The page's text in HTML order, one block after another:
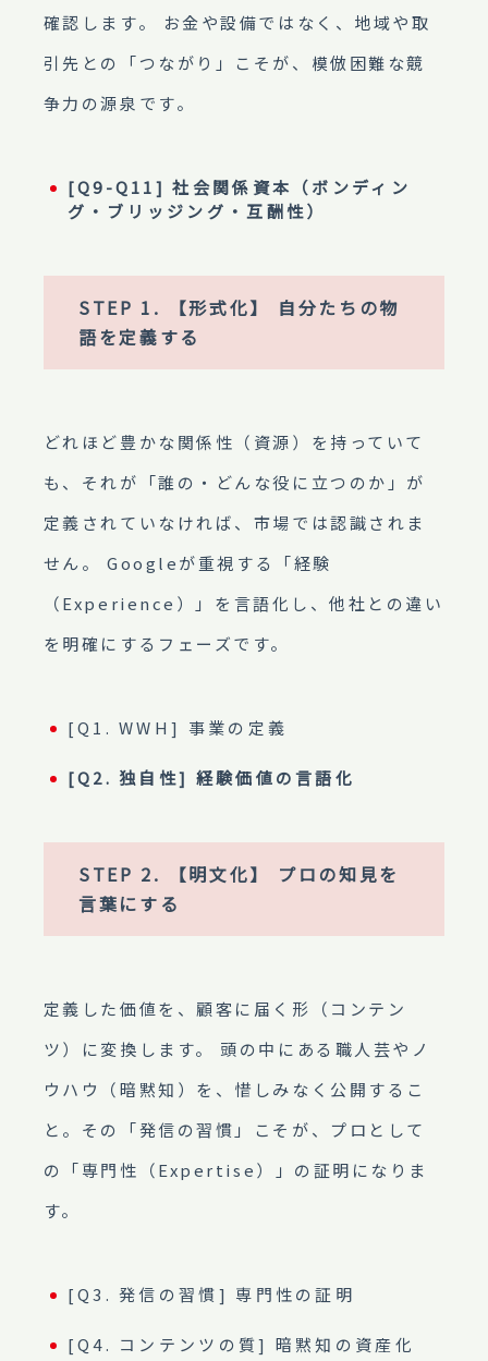
確認します。 お金や設備ではなく、地域や取
引先との「つながり」こそが、模倣困難な競
争力の源泉です。
[Q9-Q11] 社会関係資本（ボンディン
グ・ブリッジング・互酬性）
STEP 1. 【形式化】 自分たちの物
語を定義する
どれほど豊かな関係性（資源）を持っていて
も、それが「誰の・どんな役に立つのか」が
定義されていなければ、市場では認識されま
せん。 Googleが重視する「経験
（Experience）」を言語化し、他社との違い
を明確にするフェーズです。
[Q1. WWH] 事業の定義
[Q2. 独自性] 経験価値の言語化
STEP 2. 【明文化】 プロの知見を
言葉にする
定義した価値を、顧客に届く形（コンテン
ツ）に変換します。 頭の中にある職人芸やノ
ウハウ（暗黙知）を、惜しみなく公開するこ
と。その「発信の習慣」こそが、プロとして
の「専門性（Expertise）」の証明になりま
す。
[Q3. 発信の習慣] 専門性の証明
[Q4. コンテンツの質] 暗黙知の資産化